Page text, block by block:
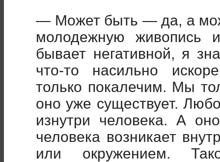
— Может быть — да, а
молодежную живопись
бывает негативной, я
что-то насильно
только покалечим. Мы
оно уже существует.
изнутри человека. А
человека возникает
или окружением.